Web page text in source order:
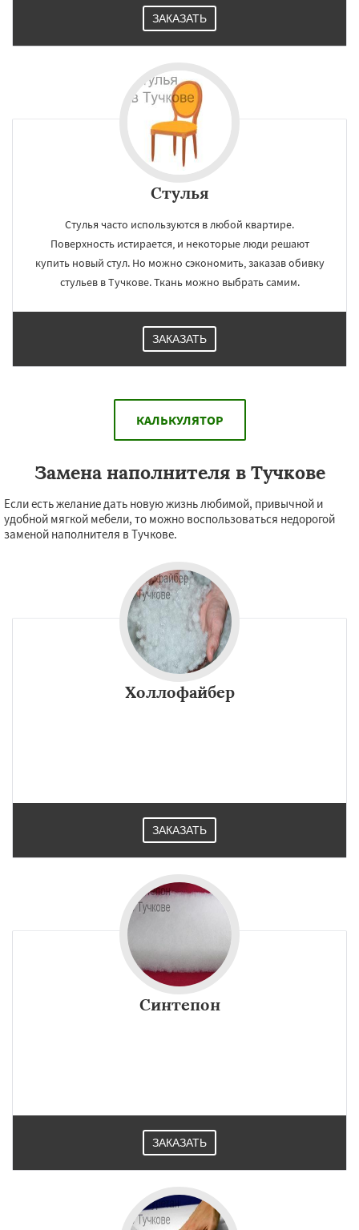
ЗАКАЗАТЬ
Стулья
Стулья часто используются в любой квартире.
Поверхность истирается, и некоторые люди решают
купить новый стул. Но можно сэкономить, заказав обивку
стульев в Тучкове. Ткань можно выбрать самим.
ЗАКАЗАТЬ
КАЛЬКУЛЯТОР
Замена наполнителя в Тучкове
Если есть желание дать новую жизнь любимой, привычной и
удобной мягкой мебели, то можно воспользоваться недорогой
заменой наполнителя в Тучкове.
Холлофайбер
ЗАКАЗАТЬ
Синтепон
ЗАКАЗАТЬ